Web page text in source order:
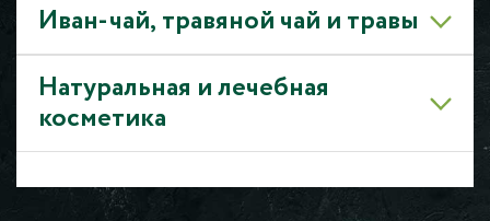
Иван-чай, травяной чай и травы
Натуральная и лечебная
косметика